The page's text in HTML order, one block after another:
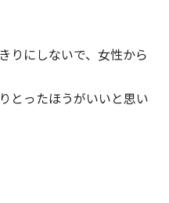
りにしないで、女性から
とったほうがいいと思い